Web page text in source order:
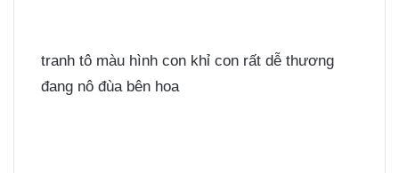
tranh tô màu hình con khỉ con rất dễ thương
đang nô đùa bên hoa